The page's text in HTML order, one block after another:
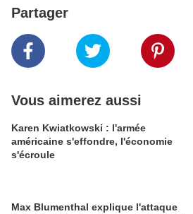
Partager
Vous aimerez aussi
Karen Kwiatkowski : l'armée
américaine s'effondre, l'économie
s'écroule
Max Blumenthal explique l'attaque